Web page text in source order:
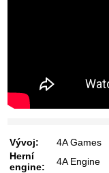
Vývoj: 4A Games
Herní
engine:
4A Engine